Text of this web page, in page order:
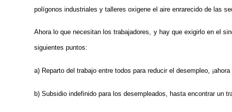
polígonos industriales y talleres oxigene el aire enrarecido de las
Ahora lo que necesitan los trabajadores, y hay que exigirlo en el
siguientes puntos:
a) Reparto del trabajo entre todos para reducir el desempleo,
b) Subsidio indefinido para los desempleados, hasta encontrar un